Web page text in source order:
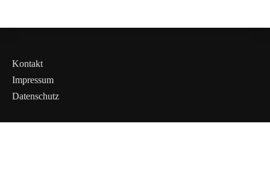
Kontakt
Impressum
Datenschutz